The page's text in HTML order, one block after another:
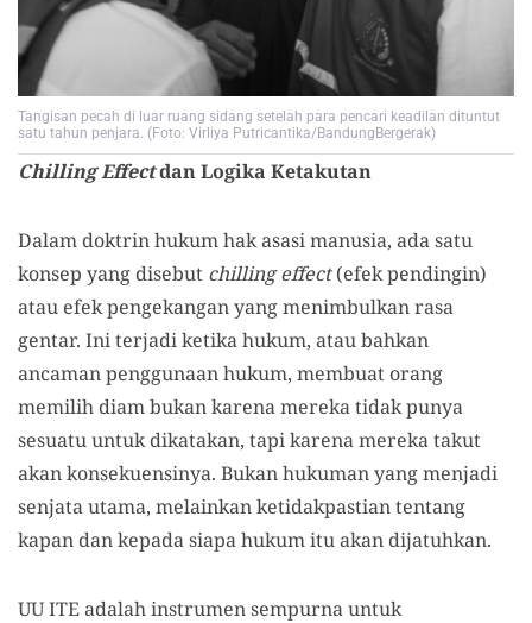
Tangisan pecah di luar ruang sidang setelah para pencari keadilan dituntut
satu tahun penjara. (Foto: Virliya Putricantika/BandungBergerak)
Chilling Effectdan Logika Ketakutan
Dalam doktrin hukum hak asasi manusia, ada satu
konsep yang disebut chilling effect(efek pendingin)
atau efek pengekangan yang menimbulkan rasa
gentar. Ini terjadi ketika hukum, atau bahkan
ancaman penggunaan hukum, membuat orang
memilih diam bukan karena mereka tidak punya
sesuatu untuk dikatakan, tapi karena mereka takut
akan konsekuensinya. Bukan hukuman yang menjadi
senjata utama, melainkan ketidakpastian tentang
kapan dan kepada siapa hukum itu akan dijatuhkan.
UU ITE adalah instrumen sempurna untuk